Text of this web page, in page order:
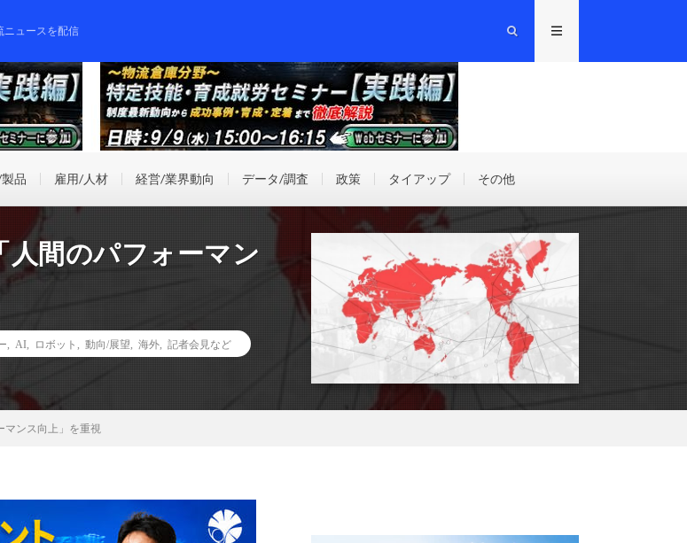
ニュースを配信
品 雇用/人材 経営/業界動向 データ/調査 政策 タイアップ その他
人間のパフォーマン
AI ロボット 動向/展望 海外 記者会見など
マンス向上」を重視